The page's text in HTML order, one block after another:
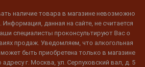
наличие товара в магазине невозможно
Информация, данная на сайте, не считается
специалисты проконсультируют Вас о
продаж. Уведомляем, что алкогольная
быть приобретена только в магазине
г. Москва, ул. Серпуховский вал, д. 5